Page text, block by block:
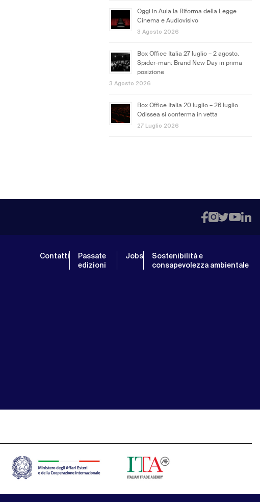
Oggi in Aula la Riforma della Legge
Cinema e Audiovisivo
3 Agosto 2026
Box Office Italia 27 luglio – 2 agosto.
Spider-man: Brand New Day in prima
posizione
3 Agosto 2026
Box Office Italia 20 luglio – 26 luglio.
Odissea si conferma in vetta
27 Luglio 2026
Contatti
Passate
edizioni
Jobs
Sostenibilità e
consapevolezza ambientale